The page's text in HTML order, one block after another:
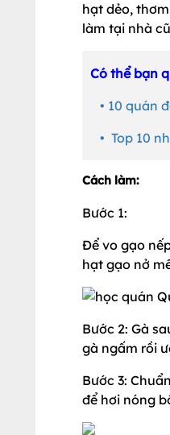
hạt dẻo,
làm tại nhà
Có thể bạn
• 10 quán
• Top 10
Cách làm:
Bước 1:
Để vo gạo
hạt gạo nở
Bước 2: Gà
gà ngấm rồi
Bước 3:
để hơi nóng